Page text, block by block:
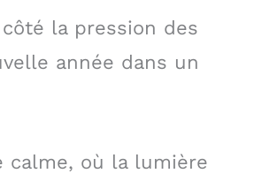
la pression des
année dans un
calme, où la lumière